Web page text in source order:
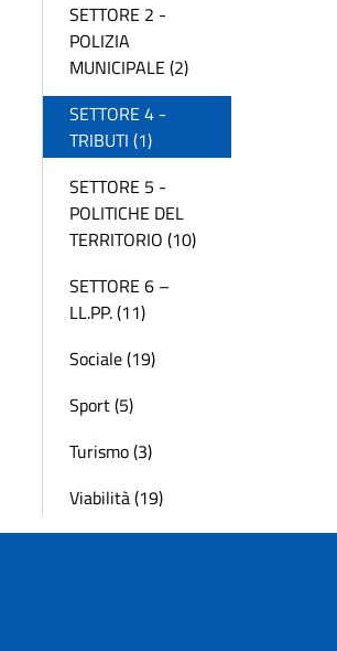
SETTORE 2 -
POLIZIA
MUNICIPALE (2)
SETTORE 4 -
TRIBUTI (1)
SETTORE 5 -
POLITICHE DEL
TERRITORIO (10)
SETTORE 6 –
LL.PP. (11)
Sociale (19)
Sport (5)
Turismo (3)
Viabilità (19)